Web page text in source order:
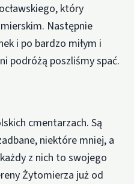
który
Następnie
i po bardzo miłym i
podróżą poszliśmy spać.
cmentarzach. Są
niektóre mniej, a
z nich to swojego
Żytomierza już od